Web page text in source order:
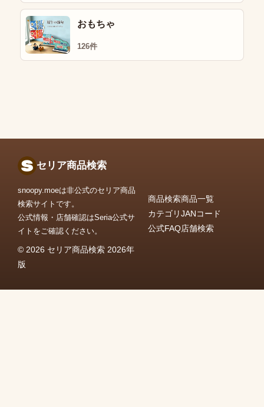
おもちゃ
126件
セリア商品検索
snoopy.moeは非公式のセリア商品
検索サイトです。
公式情報・店舗確認はSeria公式サ
イトをご確認ください。
© 2026 セリア商品検索 2026年
版
商品検索商品一覧
カテゴリJANコード
公式FAQ店舗検索